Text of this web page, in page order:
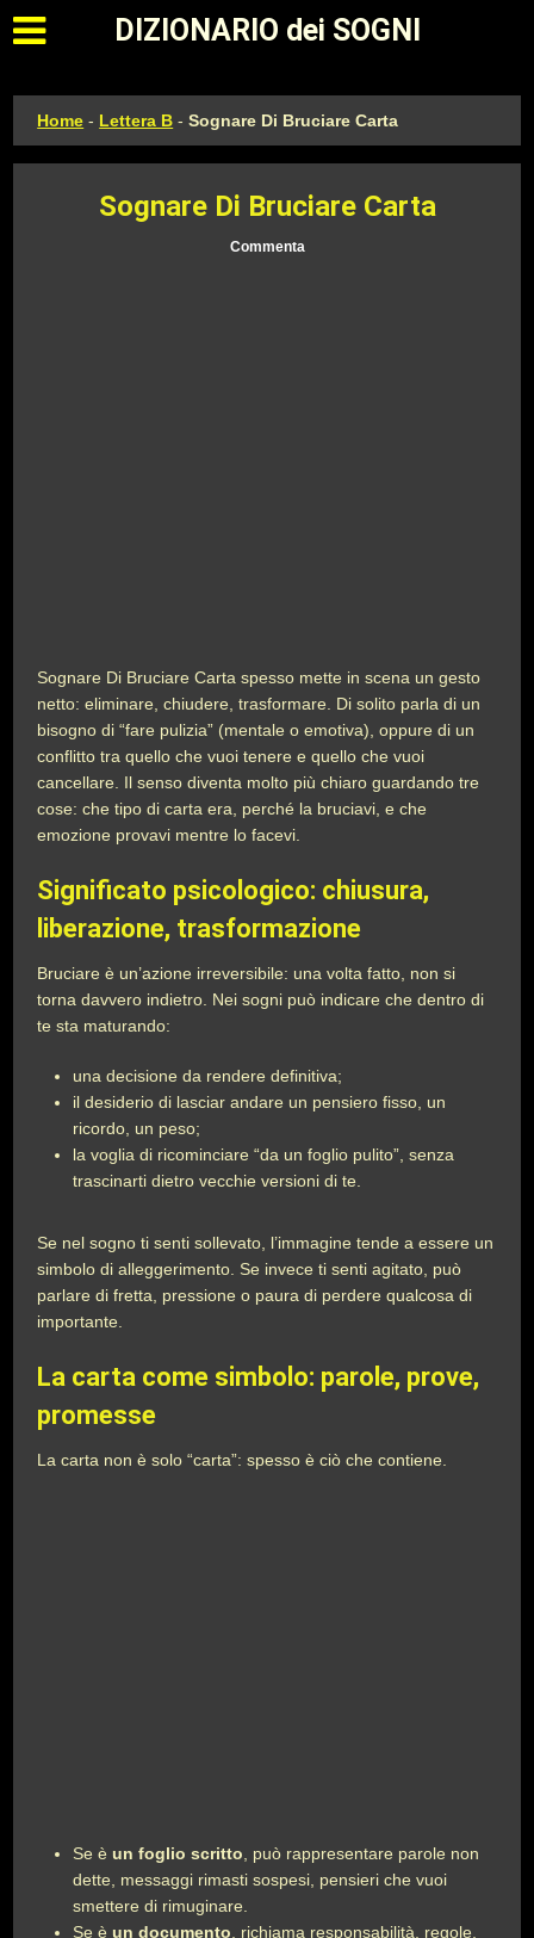
Apri il menu principale
DIZIONARIO dei SOGNI
Home - Lettera B -Sognare Di Bruciare Carta
Sognare Di Bruciare Carta
Commenta
Sognare Di Bruciare Carta spesso mette in scena un gesto
netto: eliminare, chiudere, trasformare. Di solito parla di un
bisogno di “fare pulizia” (mentale o emotiva), oppure di un
conflitto tra quello che vuoi tenere e quello che vuoi
cancellare. Il senso diventa molto più chiaro guardando tre
cose: che tipo di carta era, perché la bruciavi, e che
emozione provavi mentre lo facevi.
Significato psicologico: chiusura,
liberazione, trasformazione
Bruciare è un’azione irreversibile: una volta fatto, non si
torna davvero indietro. Nei sogni può indicare che dentro di
te sta maturando:
una decisione da rendere definitiva;
il desiderio di lasciar andare un pensiero fisso, un
ricordo, un peso;
la voglia di ricominciare “da un foglio pulito”, senza
trascinarti dietro vecchie versioni di te.
Se nel sogno ti senti sollevato, l’immagine tende a essere un
simbolo di alleggerimento. Se invece ti senti agitato, può
parlare di fretta, pressione o paura di perdere qualcosa di
importante.
La carta come simbolo: parole, prove,
promesse
La carta non è solo “carta”: spesso è ciò che contiene.
Se è un foglio scritto , può rappresentare parole non
dette, messaggi rimasti sospesi, pensieri che vuoi
smettere di rimuginare.
Se è un documento , richiama responsabilità, regole,